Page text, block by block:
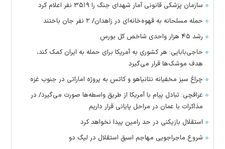
سازمان پزشکی قانونی آمار شهدای جنگ را ۳۵۱۹ نفر اعلام کرد
حمله مسلحانه به قهوه‌خانه‌ای در زاهدان/ ۲ نفر جان باختند
رشد ۴۵ هزار واحدی شاخص کل بورس
حاجی‌بابایی: هر کشوری به آمریکا برای حمله به ایران کمک کند،
هدف موشک‌ها قرار می‌گیرد
چراغ سبز مخفیانه نتانیاهو و کاتس به پروژه اماراتی در جنوب غزه
عراقچی: تبادل پیام با آمریکا از طریق واسطه‌ها صورت می‌گیرد/ در
مذاکرات با عمان در مراحل پایانی قرار داریم
استقلال بازیکنی در حد رامین پیدا نخواهد کرد
شروع ماجراجویی مهاجم اسبق استقلال در لیگ دو